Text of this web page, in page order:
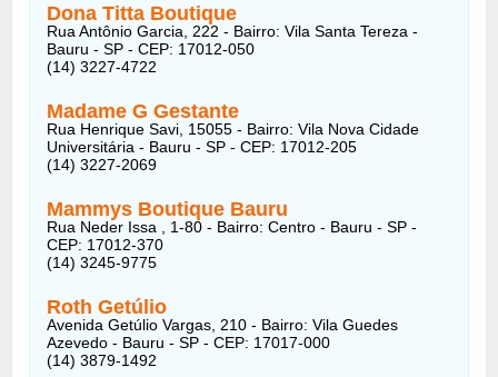
Dona Titta Boutique
Rua Antônio Garcia, 222 - Bairro: Vila Santa Tereza -
Bauru - SP - CEP: 17012-050
(14) 3227-4722
Madame G Gestante
Rua Henrique Savi, 15055 - Bairro: Vila Nova Cidade
Universitária - Bauru - SP - CEP: 17012-205
(14) 3227-2069
Mammys Boutique Bauru
Rua Neder Issa , 1-80 - Bairro: Centro - Bauru - SP -
CEP: 17012-370
(14) 3245-9775
Roth Getúlio
Avenida Getúlio Vargas, 210 - Bairro: Vila Guedes
Azevedo - Bauru - SP - CEP: 17017-000
(14) 3879-1492